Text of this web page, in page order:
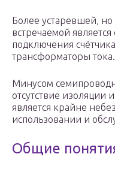
Более устаревшей, но
встречаемой
подключения
трансформаторы тока.
Минусом
отсутствие изоляции
является крайне
использовании и
Общие